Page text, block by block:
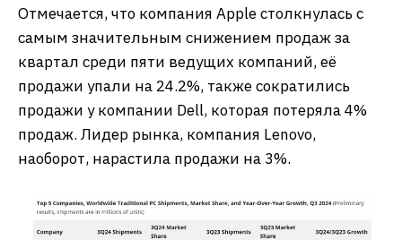
Отмечается, что компания Apple столкнулась с
самым значительным снижением продаж за
квартал среди пяти ведущих компаний, её
продажи упали на 24.2%, также сократились
продажи у компании Dell, которая потеряла 4%
продаж. Лидер рынка, компания Lenovo,
наоборот, нарастила продажи на 3%.